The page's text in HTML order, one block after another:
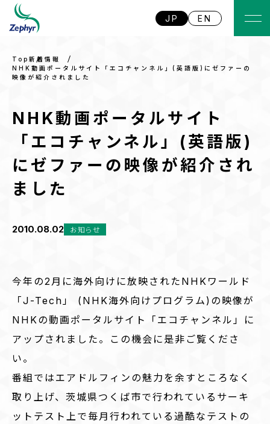
JP EN
Top 新着情報
NHK動画ポータルサイト「エコチャンネル」(英語版)にゼファーの
映像が紹介されました
NHK動画ポータルサイト
「エコチャンネル」(英語版)
にゼファーの映像が紹介され
ました
2010.08.02 お知らせ
今年の2月に海外向けに放映されたNHKワールド
「J-Tech」 (NHK海外向けプログラム)の映像が
NHKの動画ポータルサイト「エコチャンネル」に
アップされました。この機会に是非ご覧くださ
い。
番組ではエアドルフィンの魅力を余すところなく
取り上げ、茨城県つくば市で行われているサーキ
ットテスト上で毎月行われている過酷なテストの